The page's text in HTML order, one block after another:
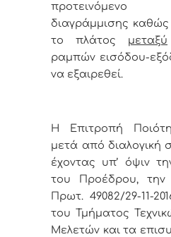
διαγράμμισης καθώς
το πλάτος μεταξύ
ραμπών εισόδου-
να εξαιρεθεί.
Η Επιτροπή
μετά από διαλογική
έχοντας υπ’ όψιν
του Προέδρου, την
Πρωτ. 49082/29-11-
του Τμήματος
Μελετών και τα